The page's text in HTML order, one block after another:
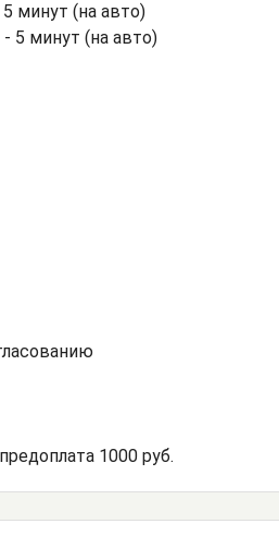
минут (на авто)
5 минут (на авто)
1000 руб.